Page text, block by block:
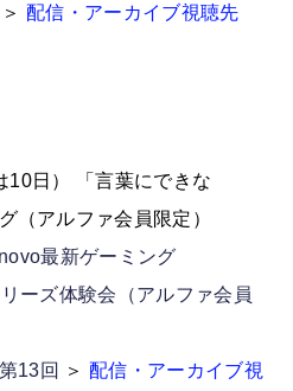
配信・アーカイブ視聴先
10日） 「言葉にできな
（アルファ会員限定）
最新ゲーミング
ーズ体験会（アルファ会員
13回
＞ 配信・アーカイブ視